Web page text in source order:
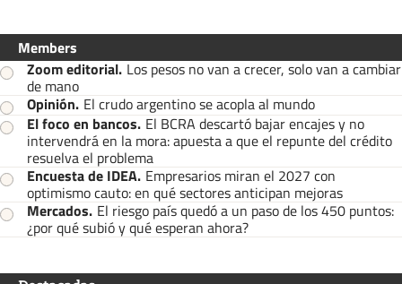
Members
Zoom editorial. Los pesos no van a crecer, solo van a cambiar
de mano
Opinión. El crudo argentino se acopla al mundo
El foco en bancos. El BCRA descartó bajar encajes y no
intervendrá en la mora: apuesta a que el repunte del crédito
resuelva el problema
Encuesta de IDEA. Empresarios miran el 2027 con
optimismo cauto: en qué sectores anticipan mejoras
Mercados. El riesgo país quedó a un paso de los 450 puntos:
¿por qué subió y qué esperan ahora?